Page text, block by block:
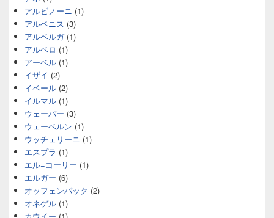
アルビノーニ (1)
アルベニス (3)
アルベルガ(1)
アルベロ (1)
アーベル (1)
イザイ (2)
イベール (2)
イルマル (1)
ウェーバー (3)
ウェーベルン (1)
ウッチェリーニ (1)
エスプラ (1)
エル=コーリー (1)
エルガー (6)
オッフェンバック (2)
オネゲル (1)